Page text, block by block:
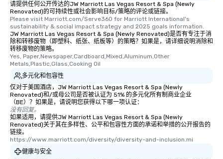
请提供任何公开传达的JW Marriott Las Vegas Resort & Spa (Newly
Renovated)的可持续性或社会影响目标/策略的评论或链接。
Please visit Marriott.com/Serve360 for Marriott International's
sustainability & social impact strategy and 2025 goals information.
JW Marriott Las Vegas Resort & Spa (Newly Renovated)是否有专注于消
除和转移废物（即塑料、纸张、纸板等）的策略？如果是，请详细说明消除和
转移废物的策略。
Yes, Paper,Newspaper,Cardboard,Mixed,Aluminum,Other
Metals,Plastic,Glass,Cooking Oil
多元化和包容性
仅对于美国酒店，JW Marriott Las Vegas Resort & Spa (Newly
Renovated)和/或母公司是否被认证为 51% 的多元化所有制商业企业
（BE）？如果是，请说明您获得以下哪一项认证：
没有回复。
如果适用，请提供JW Marriott Las Vegas Resort & Spa (Newly
Renovated)关于其在多样性、公平和包容性方面的承诺和举措的公开报告的
链接。
https://www.marriott.com/diversity/diversity-and-inclusion.mi
健康与安全